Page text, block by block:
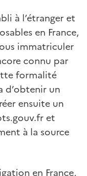
à l’étranger et
en France,
immatriculer
connu par
formalité
d’obtenir un
ensuite un
et
à la source
en France,